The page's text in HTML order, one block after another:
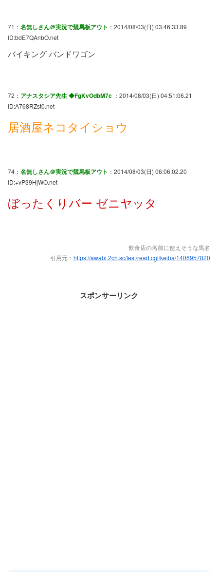
71： 名無しさん＠実況で競馬板アウト ：2014/08/03(日) 03:46:33.89
ID:bdE7QAnbO.net
バイキング バンドワゴン
72： アナスタシア先生 ◆FgKvOdbM7c ：2014/08/03(日) 04:51:06.21
ID:A768RZst0.net
居酒屋ネコタイショウ
74： 名無しさん＠実況で競馬板アウト ：2014/08/03(日) 06:06:02.20
ID:+vP39HjWO.net
ぼったくりバー ゼニヤッタ
飲食店の名前に使えそうな馬名
引用元： https://awabi.2ch.sc/test/read.cgi/keiba/1406957820
スポンサーリンク